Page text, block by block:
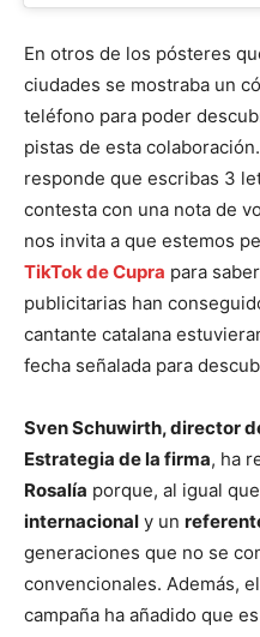
En otros de los pósteres
ciudades se mostraba un
teléfono para poder
pistas de esta
responde que escribas 3
contesta con una nota de
nos invita a que estemos
TikTok de Cupra para
publicitarias han
cantante catalana
fecha señalada para
Sven Schuwirth, director
Estrategia de la firma, ha
Rosalía porque, al igual
internacional y un
generaciones que no se
convencionales. Además,
campaña ha añadido que